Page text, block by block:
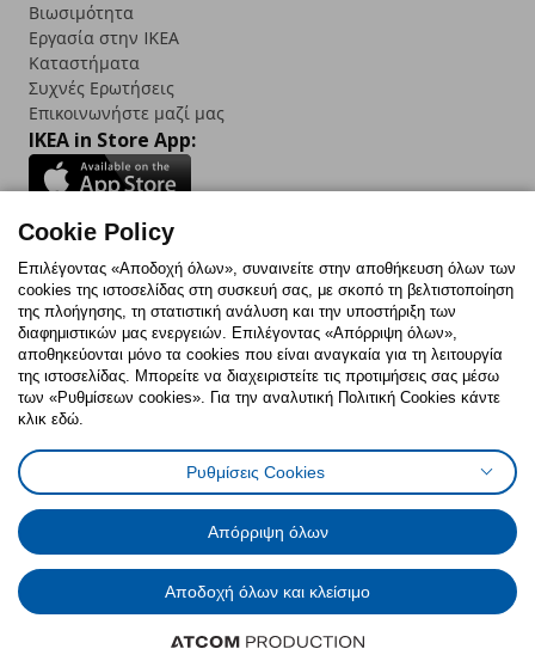
Βιωσιμότητα
Εργασία στην IKEA
Καταστήματα
Συχνές Ερωτήσεις
Επικοινωνήστε μαζί μας
IKEA in Store App:
Follow us:
FacebookInstagram
TikTokYoutubePinterestTwitter
Πολιτική CookiesΔήλωση ψηφιακής προσβασιμότητας
Ρυθμίσεις cookiesΌροι Χρήσης
Γενική Πολιτική Προσωπικών Δεδομένων
Πολιτική Προσωπικών Δεδομένων για ΙΚΕΑ.gr
Κώδικας Καταναλωτικής Δεοντολογίας
© Inter-IKEA Systems B.V. 1999 - 2025
Cookie Policy
Επιλέγοντας «Αποδοχή όλων», συναινείτε στην αποθήκευση όλων των
cookies της ιστοσελίδας στη συσκευή σας, με σκοπό τη βελτιστοποίηση
της πλοήγησης, τη στατιστική ανάλυση και την υποστήριξη των
διαφημιστικών μας ενεργειών. Επιλέγοντας «Απόρριψη όλων»,
αποθηκεύονται μόνο τα cookies που είναι αναγκαία για τη λειτουργία
της ιστοσελίδας. Μπορείτε να διαχειριστείτε τις προτιμήσεις σας μέσω
των «Ρυθμίσεων cookies». Για την αναλυτική Πολιτική Cookies κάντε
κλικ εδώ.
Ρυθμίσεις Cookies
Απόρριψη όλων
Αποδοχή όλων και κλείσιμο